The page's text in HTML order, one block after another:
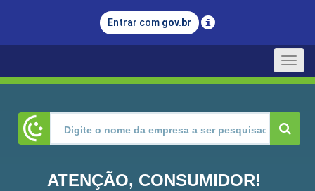
Legislação
Entrar com gov.br
Toggle
ATENÇÃO, CONSUMIDOR!